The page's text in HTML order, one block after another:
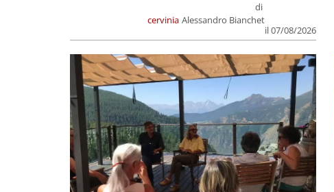
cervinia
di
Alessandro Bianchet
il 07/08/2026